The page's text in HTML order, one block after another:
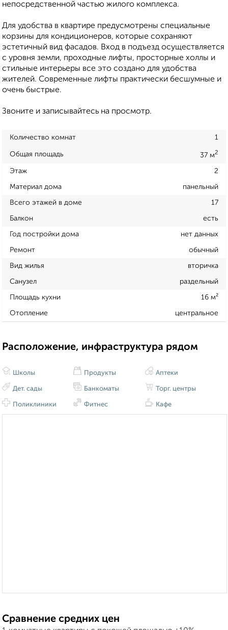
непосредственной частью жилого комплекса.
Для удобства в квартире предусмотрены специальные
корзины для кондиционеров, которые сохраняют
эстетичный вид фасадов. Вход в подъезд осуществляется
с уровня земли, проходные лифты, просторные холлы и
стильные интерьеры все это создано для удобства
жителей. Современные лифты практически бесшумные и
очень быстрые.
Звоните и записывайтесь на просмотр.
Количество комнат 1
Общая площадь 37 м2
Этаж 2
Материал дома панельный
Всего этажей в доме 17
Балкон есть
Год постройки дома нет данных
Ремонт обычный
Вид жилья вторичка
Санузел раздельный
Площадь кухни 16 м²
Отопление центральное
Расположение, инфраструктура рядом
Школы
Дет. сады
Поликлиники
Продукты
Банкоматы
Фитнес
Аптеки
Торг. центры
Кафе
Сравнение средних цен